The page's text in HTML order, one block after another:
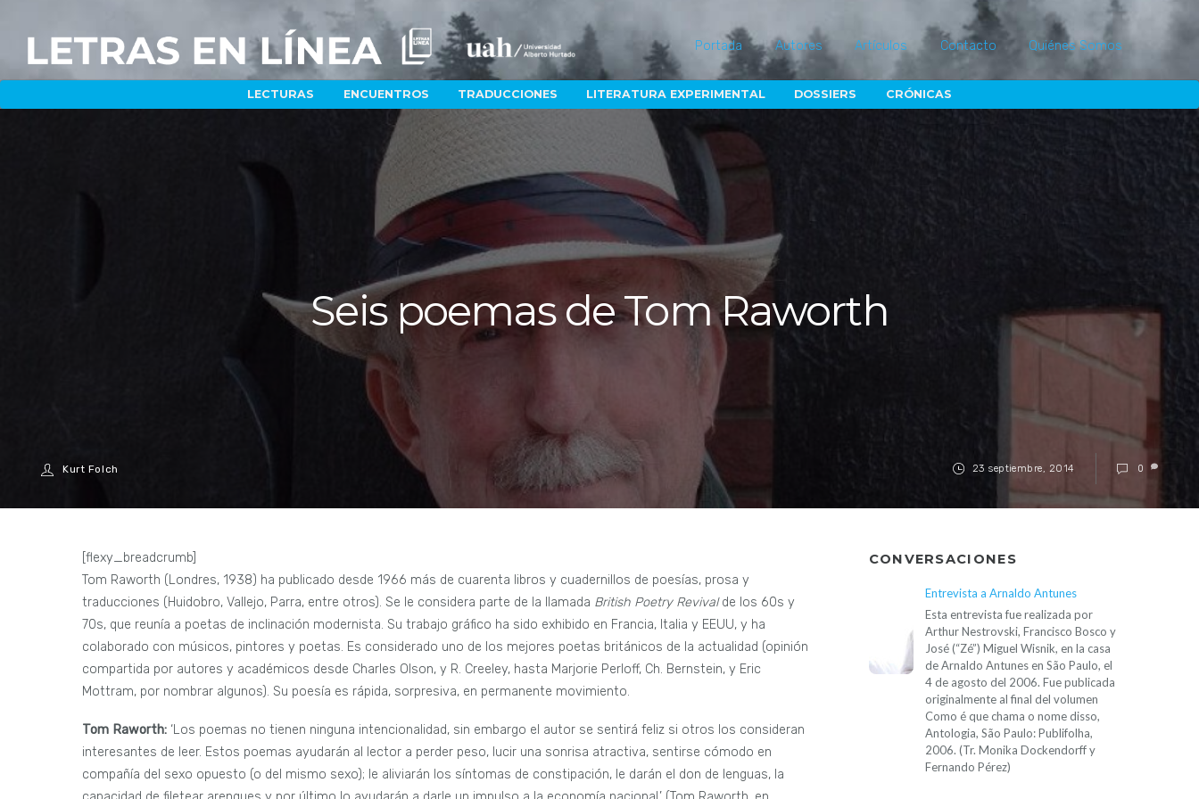
Portada Autores Artículos Contacto Quiénes Somos
LECTURAS ENCUENTROS TRADUCCIONES LITERATURA EXPERIMENTAL DOSSIERS CRÓNICAS
23 septiembre, 2014
Seis poemas de Tom Raworth
Kurt Folch 0
[flexy_breadcrumb]
Tom Raworth (Londres, 1938) ha publicado desde 1966 más de cuarenta libros y cuadernillos de poesías, prosa y
traducciones (Huidobro, Vallejo, Parra, entre otros). Se le considera parte de la llamada British Poetry Revivalde los 60s y
70s, que reunía a poetas de inclinación modernista. Su trabajo gráfico ha sido exhibido en Francia, Italia y EEUU, y ha
colaborado con músicos, pintores y poetas. Es considerado uno de los mejores poetas británicos de la actualidad (opinión
compartida por autores y académicos desde Charles Olson, y R. Creeley, hasta Marjorie Perloff, Ch. Bernstein, y Eric
Mottram, por nombrar algunos). Su poesía es rápida, sorpresiva, en permanente movimiento.
Tom Raworth: ‘Los poemas no tienen ninguna intencionalidad, sin embargo el autor se sentirá feliz si otros los consideran
interesantes de leer. Estos poemas ayudarán al lector a perder peso, lucir una sonrisa atractiva, sentirse cómodo en
compañía del sexo opuesto (o del mismo sexo); le aliviarán los síntomas de constipación, le darán el don de lenguas, la
CONVERSACIONES
Entrevista a Arnaldo Antunes
Esta entrevista fue realizada por
Arthur Nestrovski, Francisco Bosco y
José (“Zé”) Miguel Wisnik, en la casa
de Arnaldo Antunes en São Paulo, el
4 de agosto del 2006. Fue publicada
originalmente al final del volumen
Como é que chama o nome disso,
Antologia, São Paulo: Publifolha,
2006. (Tr. Monika Dockendorff y
Fernando Pérez)